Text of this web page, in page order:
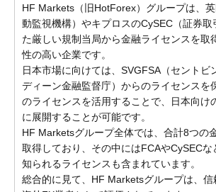
HF Markets（旧HotForex）グループは、
動監視機構）やキプロスのCySEC（証券取
た厳しい規制当局から金融ライセンスを取
性の高い企業です。
日本市場に向けては、SVGFSA（セントビ
ディーン金融監督庁）からのライセンスを
のライセンスを活用することで、日本向け
に展開することが可能です。
HF Marketsグループ全体では、合計8つの
取得しており、その中にはFCAやCySEC
知られるライセンスも含まれています。
総合的に見て、HF Marketsグループは、